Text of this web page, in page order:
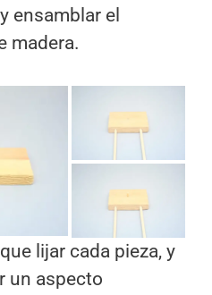
ensamblar el
madera.
lijar cada pieza, y
un aspecto